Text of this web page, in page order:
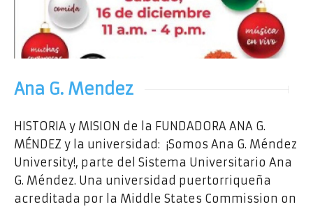
Ana G. Mendez
HISTORIA y MISION de la FUNDADORA ANA G.
MÉNDEZ y la universidad: ¡Somos Ana G. Méndez
University!, parte del Sistema Universitario Ana
G. Méndez. Una universidad puertorriqueña
acreditada por la Middle States Commission on